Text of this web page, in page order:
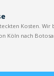
Kosten.
Köln nach